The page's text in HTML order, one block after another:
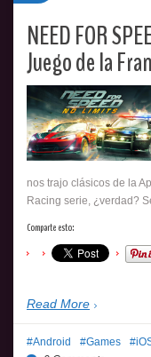
NEED FOR
Juego de la
nos trajo clásicos de la
Racing serie, ¿verdad?
Comparte esto:
Read More
Android Games